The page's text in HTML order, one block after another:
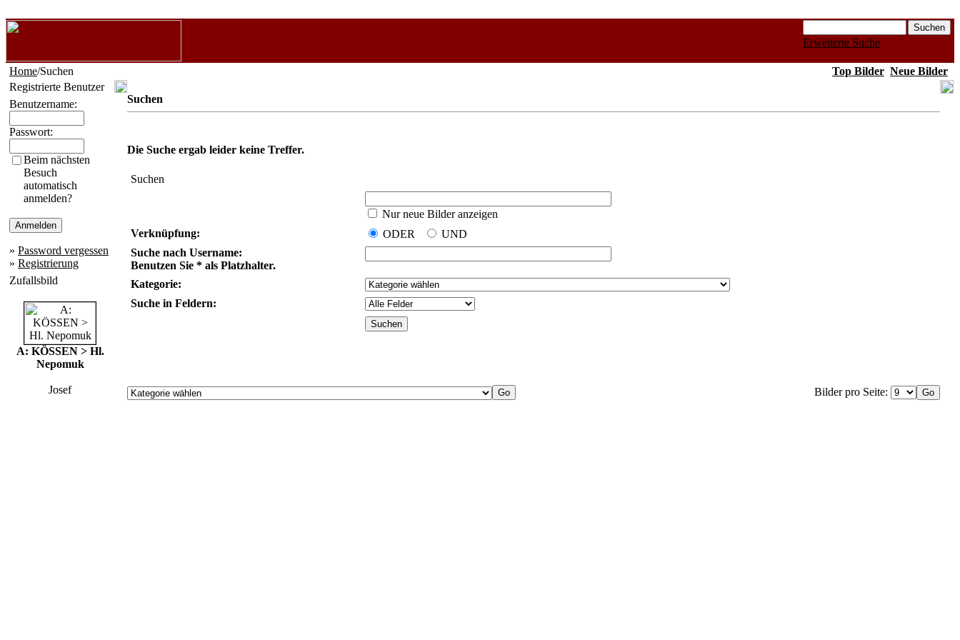
Erweiterte Suche
Home/Suchen Top Bilder Neue Bilder
Registrierte Benutzer
Benutzername:
Passwort:
Beim nächsten
Besuch
automatisch
anmelden?
» Password vergessen
» Registrierung
Zufallsbild
A: KÖSSEN > Hl.
Nepomuk
Josef
Suchen
Die Suche ergab leider keine Treffer.
Suchen
Nur neue Bilder anzeigen
Verknüpfung:
ODER
UND
Suche nach Username:
Benutzen Sie * als Platzhalter.
Kategorie:
Suche in Feldern:
Bilder pro Seite: